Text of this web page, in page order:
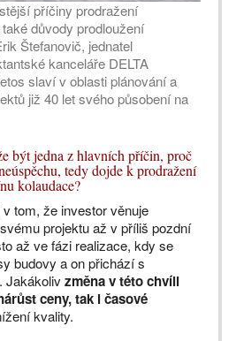
příčiny prodražení
důvody prodloužení
Štefanovič, jednatel
kanceláře DELTA
slaví v oblasti plánování a
již 40 let svého působení na
být jedna z hlavních příčin, proč
tedy dojde k prodražení
kolaudace?
tom, že investor věnuje
projektu až v příliš pozdní
až ve fázi realizace, kdy se
budovy a on přichází s
Jakákolivzměna v této chvíli
ceny, tak i časové
kvality.